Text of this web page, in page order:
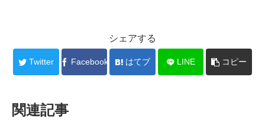
シェアする
Twitter Facebook はてブ LINE コピー
関連記事